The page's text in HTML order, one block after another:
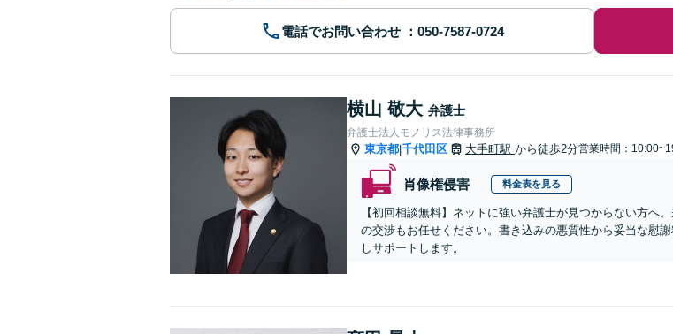
電話でお問い合わせ
横山 敬大 弁護士
弁護士法人モノリス法律事務所
東京都|千代田区 大手町駅 から徒歩2分営業時間：
肖像権侵害 料金表を見る
【初回相談無料】ネットに強い弁護士が見つからない方へ
の交渉もお任せください。書き込みの悪質性から妥当な慰
しサポートします。